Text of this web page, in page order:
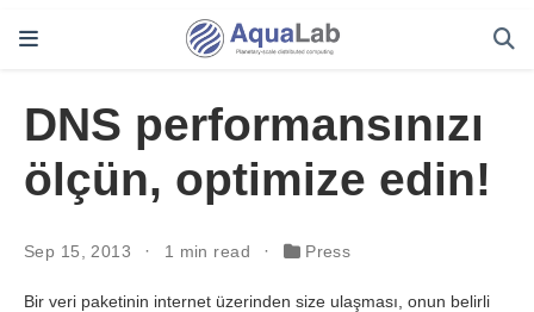
DNS performansınızı
ölçün, optimize edin!
Sep 15, 2013 1 min read Press
Bir veri paketinin internet üzerinden size ulaşması, onun belirli